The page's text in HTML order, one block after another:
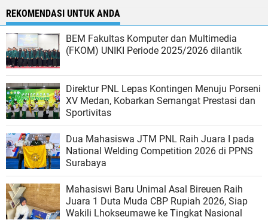
REKOMENDASI UNTUK ANDA
BEM Fakultas Komputer dan Multimedia
(FKOM) UNIKI Periode 2025/2026 dilantik
Direktur PNL Lepas Kontingen Menuju Porseni
XV Medan, Kobarkan Semangat Prestasi dan
Sportivitas
Dua Mahasiswa JTM PNL Raih Juara I pada
National Welding Competition 2026 di PPNS
Surabaya
Mahasiswi Baru Unimal Asal Bireuen Raih
Juara 1 Duta Muda CBP Rupiah 2026, Siap
Wakili Lhokseumawe ke Tingkat Nasional